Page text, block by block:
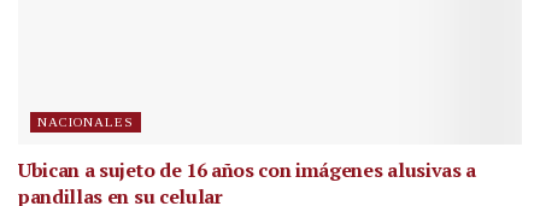
NACIONALES
Ubican a sujeto de 16 años con imágenes alusivas a
pandillas en su celular